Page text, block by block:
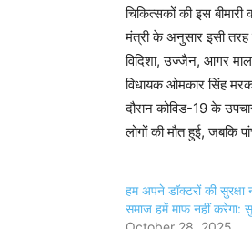
चिकित्सकों की इस
मंत्री के अनुसार इसी तरह
विदिशा, उज्जैन, आगर
विधायक ओमकार सिंह
दौरान कोविड-19 के
लोगों की मौत हुई, जबकि
हम अपने डॉक्टरों की सुरक्षा
समाज हमें माफ नहीं करेगा: